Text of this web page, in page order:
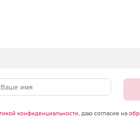
конфиденциальности, даю согласие на